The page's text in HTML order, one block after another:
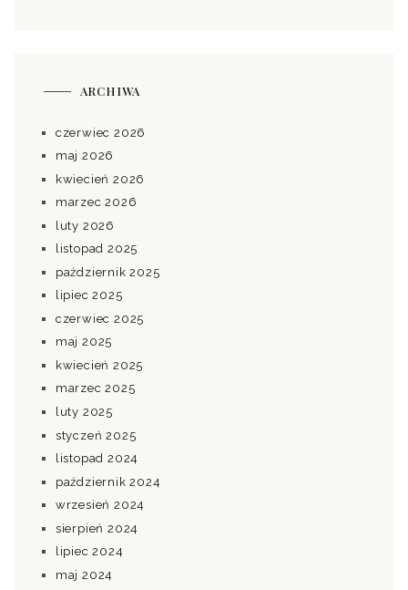
ARCHIWA
czerwiec 2026
maj 2026
kwiecień 2026
marzec 2026
luty 2026
listopad 2025
październik 2025
lipiec 2025
czerwiec 2025
maj 2025
kwiecień 2025
marzec 2025
luty 2025
styczeń 2025
listopad 2024
październik 2024
wrzesień 2024
sierpień 2024
lipiec 2024
maj 2024